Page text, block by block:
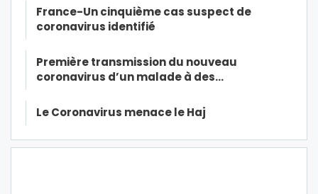
France-Un cinquième cas suspect de
coronavirus identifié
Première transmission du nouveau
coronavirus d’un malade à des…
Le Coronavirus menace le Haj